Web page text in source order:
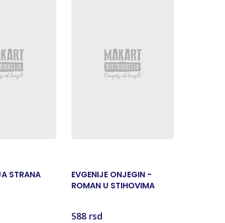
STRANA
EVGENIJE ONJEGIN -
ROMAN U STIHOVIMA
588 rsd